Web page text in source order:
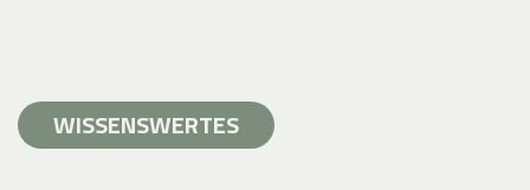
WISSENSWERTES